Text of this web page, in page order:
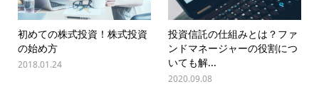
初めての株式投資！株式投資
の始め方
2018.01.24
投資信託の仕組みとは？ファ
ンドマネージャーの役割につ
いても解...
2020.09.08